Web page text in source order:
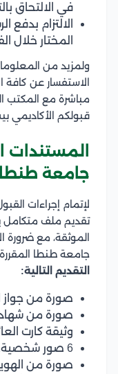
في الالتحاق
الالتزام بدفع
المختار خلال
ولمزيد من
الاستفسار عن كافة
مباشرة مع المكتب
قبولكم الأكاديمي
جامعة
لإتمام إجراءات
تقديم ملف متكامل
الموثقة، مع ضرورة
جامعة طنطا المقررة
التقديم التالية:
صورة من جواز
صورة من
وثيقة كارت
6 صور شخصية.
صورة من